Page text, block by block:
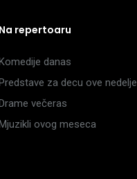
Na repertoaru
danas
za decu ove nedelje
večeras
ovog meseca